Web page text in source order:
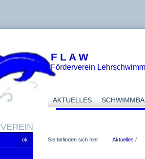
F L A W
Förderverein
AKTUELLES
VEREIN
Sie befinden sich hier: Aktuelles /